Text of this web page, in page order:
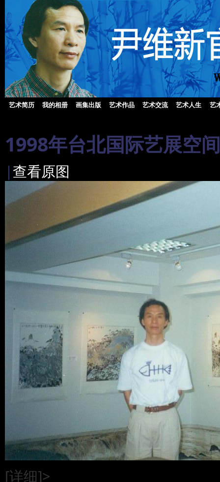
艺术简历 我的相册 画集出版 艺术作品 艺术交流 艺术人生 艺
1998年台北国际艺展空
| 查看原图
[详细]>